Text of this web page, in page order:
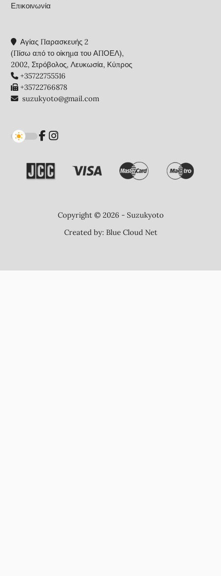
Επικοινωνία
Αγίας Παρασκευής 2
(Πίσω από το οίκημα του ΑΠΟΕΛ),
2002, Στρόβολος, Λευκωσία, Κύπρος
+35722755516
+35722766878
suzukyoto@gmail.com
Copyright © 2026 - Suzukyoto
Created by: Blue Cloud Net